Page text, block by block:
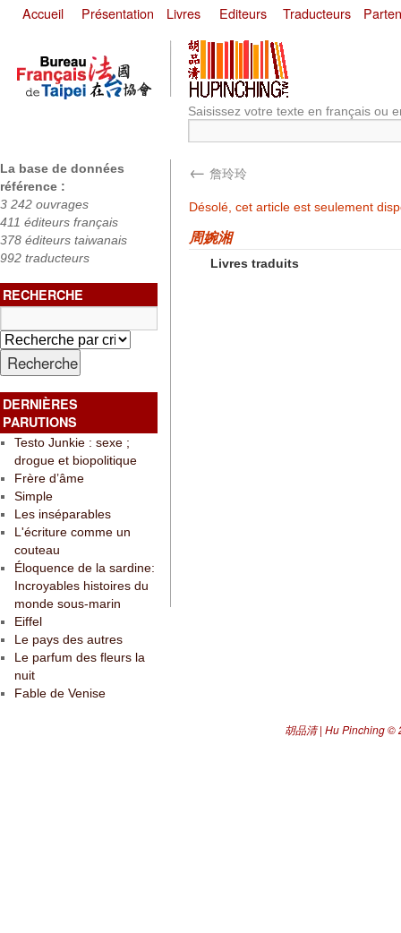
Accueil Présentation Livres Editeurs Traducteurs
Saisissez votre texte en français ou
La base de données
référence :
3 242 ouvrages
411 éditeurs français
378 éditeurs taiwanais
992 traducteurs
RECHERCHE
DERNIÈRES
PARUTIONS
Testo Junkie : sexe ;
drogue et biopolitique
Frère d’âme
Simple
Les inséparables
L'écriture comme un
couteau
Éloquence de la sardine:
Incroyables histoires du
monde sous-marin
Eiffel
Le pays des autres
Le parfum des fleurs la
nuit
Fable de Venise
← 詹玲玲
Désolé, cet article est seulement
周婉湘
Livres traduits
胡品清 | Hu Pinching©